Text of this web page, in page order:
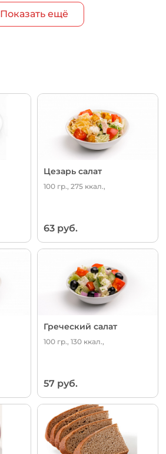
Показать ещё
Цезарь салат
100 гр., 275 ккал.,
63 руб.
Греческий салат
100 гр., 130 ккал.,
57 руб.